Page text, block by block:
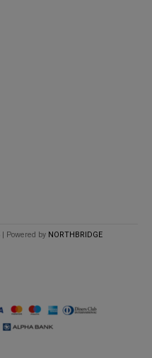
| Powered by NORTHBRIDGE